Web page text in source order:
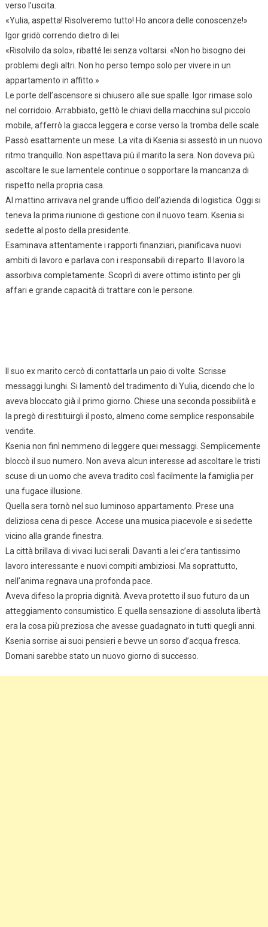
verso l’uscita.
«Yulia, aspetta! Risolveremo tutto! Ho ancora delle conoscenze!»
Igor gridò correndo dietro di lei.
«Risolvilo da solo», ribatté lei senza voltarsi. «Non ho bisogno dei
problemi degli altri. Non ho perso tempo solo per vivere in un
appartamento in affitto.»
Le porte dell’ascensore si chiusero alle sue spalle. Igor rimase solo
nel corridoio. Arrabbiato, gettò le chiavi della macchina sul piccolo
mobile, afferrò la giacca leggera e corse verso la tromba delle scale.
Passò esattamente un mese. La vita di Ksenia si assestò in un nuovo
ritmo tranquillo. Non aspettava più il marito la sera. Non doveva più
ascoltare le sue lamentele continue o sopportare la mancanza di
rispetto nella propria casa.
Al mattino arrivava nel grande ufficio dell’azienda di logistica. Oggi si
teneva la prima riunione di gestione con il nuovo team. Ksenia si
sedette al posto della presidente.
Esaminava attentamente i rapporti finanziari, pianificava nuovi
ambiti di lavoro e parlava con i responsabili di reparto. Il lavoro la
assorbiva completamente. Scoprì di avere ottimo istinto per gli
affari e grande capacità di trattare con le persone.
Il suo ex marito cercò di contattarla un paio di volte. Scrisse
messaggi lunghi. Si lamentò del tradimento di Yulia, dicendo che lo
aveva bloccato già il primo giorno. Chiese una seconda possibilità e
la pregò di restituirgli il posto, almeno come semplice responsabile
vendite.
Ksenia non finì nemmeno di leggere quei messaggi. Semplicemente
bloccò il suo numero. Non aveva alcun interesse ad ascoltare le tristi
scuse di un uomo che aveva tradito così facilmente la famiglia per
una fugace illusione.
Quella sera tornò nel suo luminoso appartamento. Prese una
deliziosa cena di pesce. Accese una musica piacevole e si sedette
vicino alla grande finestra.
La città brillava di vivaci luci serali. Davanti a lei c’era tantissimo
lavoro interessante e nuovi compiti ambiziosi. Ma soprattutto,
nell’anima regnava una profonda pace.
Aveva difeso la propria dignità. Aveva protetto il suo futuro da un
atteggiamento consumistico. E quella sensazione di assoluta libertà
era la cosa più preziosa che avesse guadagnato in tutti quegli anni.
Ksenia sorrise ai suoi pensieri e bevve un sorso d’acqua fresca.
Domani sarebbe stato un nuovo giorno di successo.